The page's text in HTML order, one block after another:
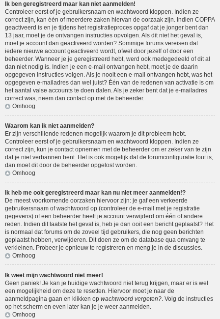
Ik ben geregistreerd maar kan niet aanmelden!
Controleer eerst of je gebruikersnaam en wachtwoord kloppen. Indien ze
correct zijn, kan één of meerdere zaken hiervan de oorzaak zijn. Indien COPPA
geactiveerd is en je tijdens het registratieproces opgaf dat je jonger bent dan
13 jaar, moet je de ontvangen instructies opvolgen. Als dit niet het geval is,
moet je account dan geactiveerd worden? Sommige forums vereisen dat
iedere nieuwe account geactiveerd wordt, ofwel door jezelf of door een
beheerder. Wanneer je je geregistreerd hebt, werd ook medegedeeld of dit al
dan niet nodig is. Indien je een e-mail ontvangen hebt, moet je de daarin
opgegeven instructies volgen. Als je nooit een e-mail ontvangen hebt, was het
opgegeven e-mailadres dan wel juist? Één van de redenen van activatie is om
het aantal valse accounts te doen dalen. Als je zeker bent dat je e-mailadres
correct was, neem dan contact op met de beheerder.
Omhoog
Waarom kan ik niet aanmelden?
Er zijn verschillende redenen mogelijk waarom je dit probleem hebt.
Controleer eerst of je gebruikersnaam en wachtwoord kloppen. Indien ze
correct zijn, kun je contact opnemen met de beheerder om er zeker van te zijn
dat je niet verbannen bent. Het is ook mogelijk dat de forumconfiguratie fout is,
dan moet dit door de beheerder opgelost worden.
Omhoog
Ik heb me ooit geregistreerd maar kan nu niet meer aanmelden!?
De meest voorkomende oorzaken hiervoor zijn: je gaf een verkeerde
gebruikersnaam of wachtwoord op (controleer de e-mail met je registratie
gegevens) of een beheerder heeft je account verwijderd om één of andere
reden. Indien dit laatste het geval is, heb je dan ooit een bericht geplaatst? Het
is normaal dat forums om de zoveel tijd gebruikers, die nog geen berichten
geplaatst hebben, verwijderen. Dit doen ze om de database qua omvang te
verkleinen. Probeer je opnieuw te registreren en meng je in de discussies.
Omhoog
Ik weet mijn wachtwoord niet meer!
Geen paniek! Je kan je huidige wachtwoord niet terug krijgen, maar er is wel
een mogelijkheid om deze te resetten. Hiervoor moet je naar de
aanmeldpagina gaan en klikken op wachtwoord vergeten?. Volg de instructies
op het scherm en even later kan je je weer aanmelden.
Omhoog